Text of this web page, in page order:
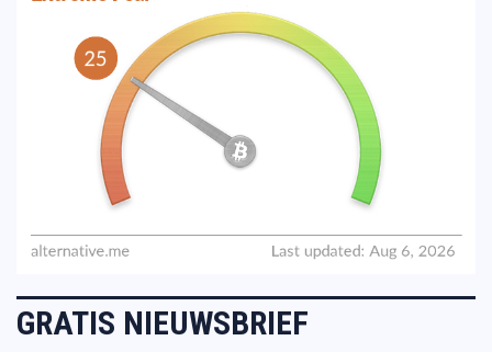
GRATIS NIEUWSBRIEF